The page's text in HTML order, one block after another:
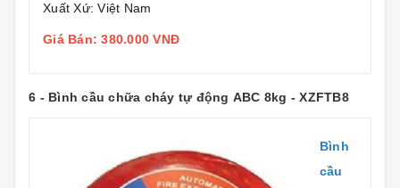
Xuất Xứ: Việt Nam
Giá Bán: 380.000 VNĐ
6 - Bình cầu chữa cháy tự động ABC 8kg - XZFTB8
Bình
cầu